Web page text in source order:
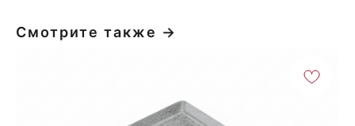
Смотрите также →